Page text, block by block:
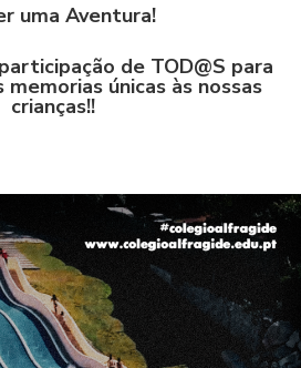
uma Aventura!
de TOD@S para
únicas às nossas
crianças!!